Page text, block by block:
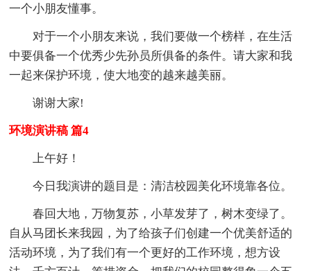
一个小朋友懂事。
对于一个小朋友来说，我们要做一个榜样，在生活
中要俱备一个优秀少先孙员所俱备的条件。请大家和我
一起来保护环境，使大地变的越来越美丽。
谢谢大家!
环境演讲稿 篇4
上午好！
今日我演讲的题目是：清洁校园美化环境靠各位。
春回大地，万物复苏，小草发芽了，树木变绿了。
自从马团长来我园，为了给孩子们创建一个优美舒适的
活动环境，为了我们有一个更好的工作环境，想方设